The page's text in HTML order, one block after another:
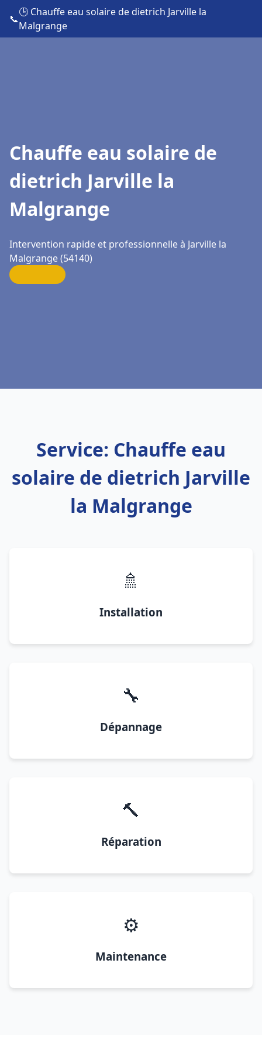
📞
🕒 Chauffe eau solaire de dietrich Jarville la
Malgrange
Chauffe eau solaire de
dietrich Jarville la
Malgrange
Intervention rapide et professionnelle à Jarville la
Malgrange (54140)
Service: Chauffe eau
solaire de dietrich Jarville
la Malgrange
🚿
Installation
🔧
Dépannage
🔨
Réparation
⚙️
Maintenance